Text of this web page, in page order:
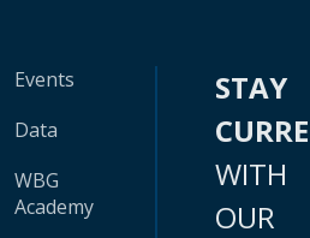
Events
Data
WBG
Academy
STAY
WITH
OUR